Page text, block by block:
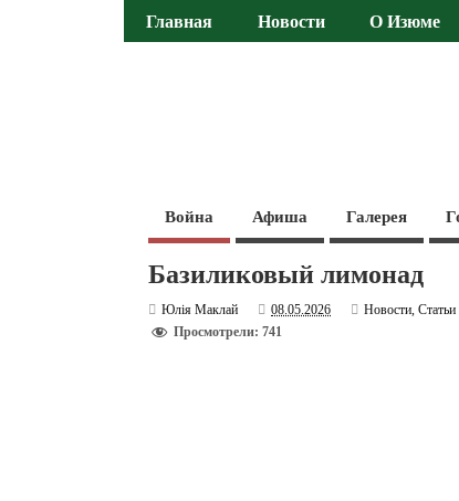
Главная Новости О Изюме
Война Афиша Галерея
Базиликовый лимонад
Юлія Маклай 08.05.2026 Новости,Статьи
Просмотрели: 741